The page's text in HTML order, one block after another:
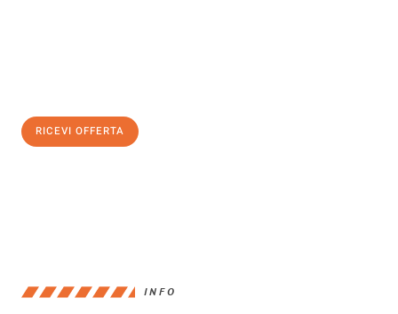
RICEVI OFFERTA
INFO